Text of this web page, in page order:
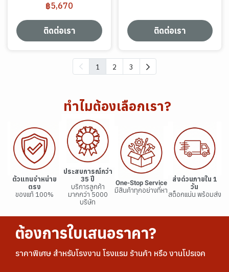
฿5,670
ติดต่อเรา ติดต่อเรา
1 2 3
ทำไมต้องเลือกเรา?
ตัวแทนจำหน่าย
ตรง
ของแท้ 100%
ประสบการณ์กว่า
35 ปี
บริการลูกค้า
มากกว่า 5000
บริษัท
One-Stop Service
มีสินค้าทุกอย่างที่หา
ส่งด่วนภายใน 1
วัน
สต็อกแน่น พร้อมส่ง
ต้องการใบเสนอราคา?
ราคาพิเศษ สำหรับโรงงาน โรงแรม ร้านค้า หรือ งานโปรเจค